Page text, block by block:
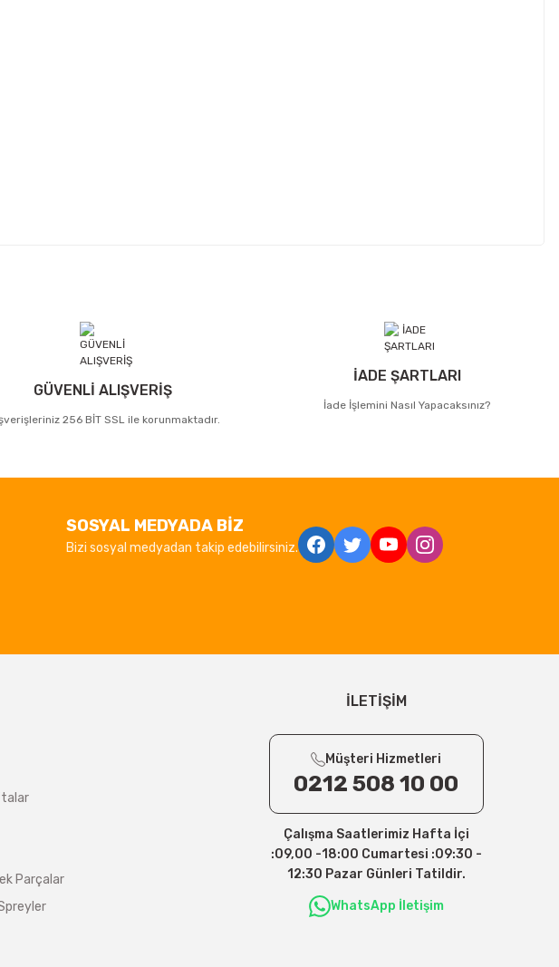
GÜVENLİ ALIŞVERİŞ
256 BİT SSL ile korunmaktadır.
İADE ŞARTLARI
İade İşlemini Nasıl Yapacaksınız?
SOSYAL MEDYADA BİZ
Bizi sosyal medyadan takip edebilirsiniz.
Parçalar
İLETİŞİM
Müşteri Hizmetleri
0212 508 10 00
Çalışma Saatlerimiz Hafta İçi
:09,00 -18:00 Cumartesi :09:30 -
12:30 Pazar Günleri Tatildir.
WhatsApp İletişim